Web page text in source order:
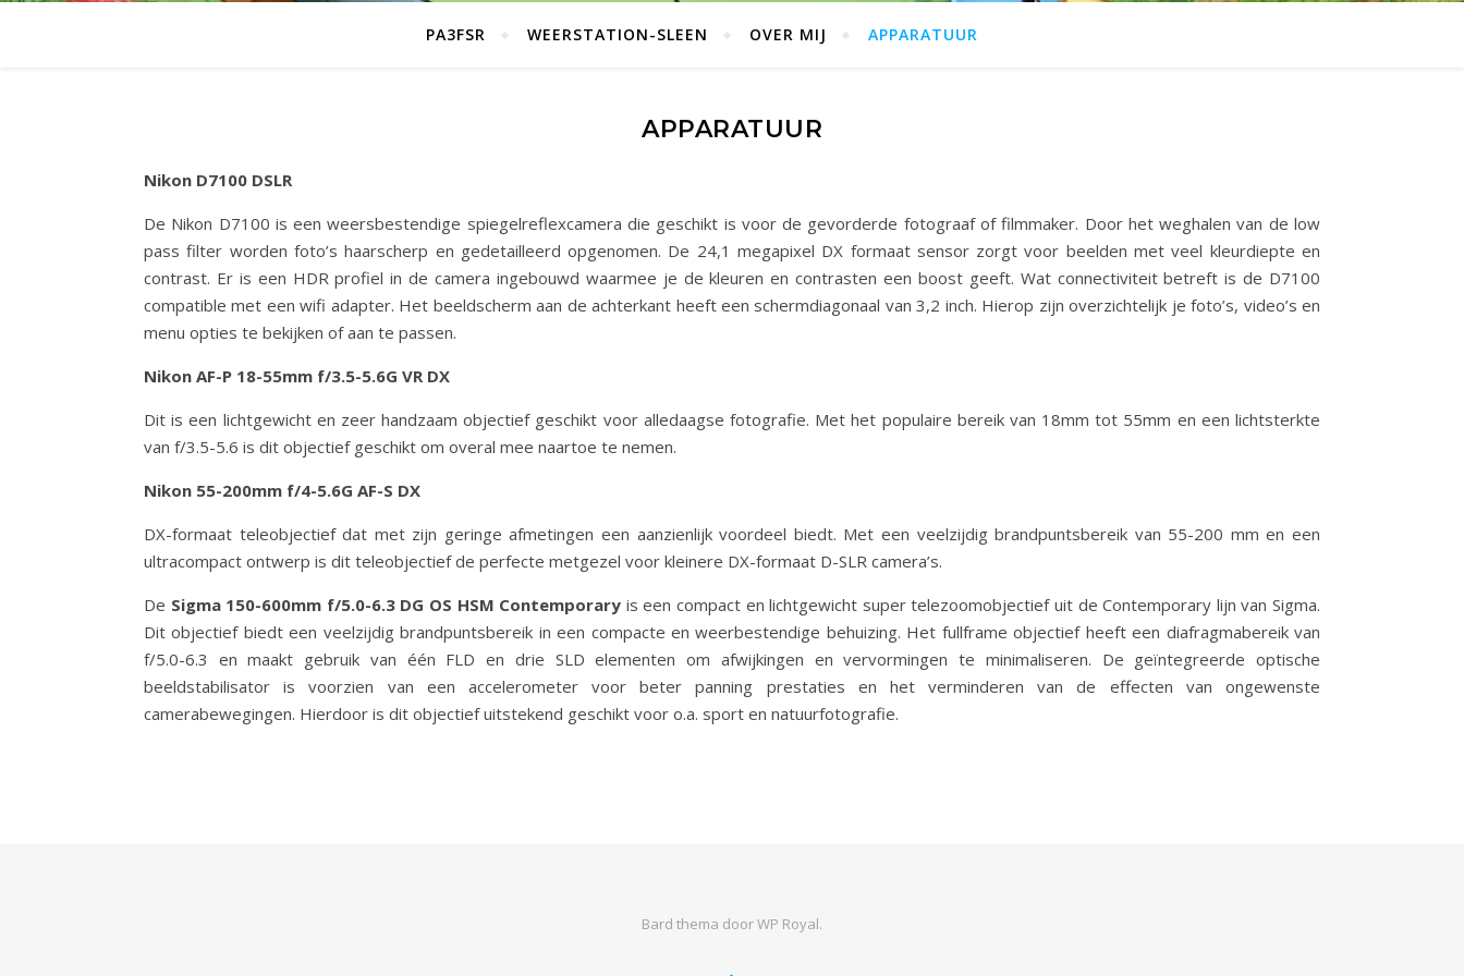
PA3FSR WEERSTATION-SLEEN OVER MIJ APPARATUUR
APPARATUUR
Nikon D7100 DSLR
De Nikon D7100 is een weersbestendige spiegelreflexcamera die geschikt is voor de gevorderde fotograaf of filmmaker. Door het weghalen van de low
pass filter worden foto’s haarscherp en gedetailleerd opgenomen. De 24,1 megapixel DX formaat sensor zorgt voor beelden met veel kleurdiepte en
contrast. Er is een HDR profiel in de camera ingebouwd waarmee je de kleuren en contrasten een boost geeft. Wat connectiviteit betreft is de D7100
compatible met een wifi adapter. Het beeldscherm aan de achterkant heeft een schermdiagonaal van 3,2 inch. Hierop zijn overzichtelijk je foto’s, video’s en
menu opties te bekijken of aan te passen.
Nikon AF-P 18-55mm f/3.5-5.6G VR DX
Dit is een lichtgewicht en zeer handzaam objectief geschikt voor alledaagse fotografie. Met het populaire bereik van 18mm tot 55mm en een lichtsterkte
van f/3.5-5.6 is dit objectief geschikt om overal mee naartoe te nemen.
Nikon 55-200mm f/4-5.6G AF-S DX
DX-formaat teleobjectief dat met zijn geringe afmetingen een aanzienlijk voordeel biedt. Met een veelzijdig brandpuntsbereik van 55-200 mm en een
ultracompact ontwerp is dit teleobjectief de perfecte metgezel voor kleinere DX-formaat D-SLR camera’s.
De Sigma 150-600mm f/5.0-6.3 DG OS HSM Contemporary is een compact en lichtgewicht super telezoomobjectief uit de Contemporary lijn van Sigma.
Dit objectief biedt een veelzijdig brandpuntsbereik in een compacte en weerbestendige behuizing. Het fullframe objectief heeft een diafragmabereik van
f/5.0-6.3 en maakt gebruik van één FLD en drie SLD elementen om afwijkingen en vervormingen te minimaliseren. De geïntegreerde optische
beeldstabilisator is voorzien van een accelerometer voor beter panning prestaties en het verminderen van de effecten van ongewenste
camerabewegingen. Hierdoor is dit objectief uitstekend geschikt voor o.a. sport en natuurfotografie.
Bard thema doorWP Royal.